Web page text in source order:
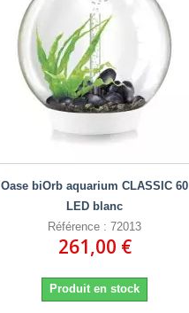
Oase biOrb aquarium CLASSIC 60
LED blanc
Référence : 72013
261,00 €
Produit en stock